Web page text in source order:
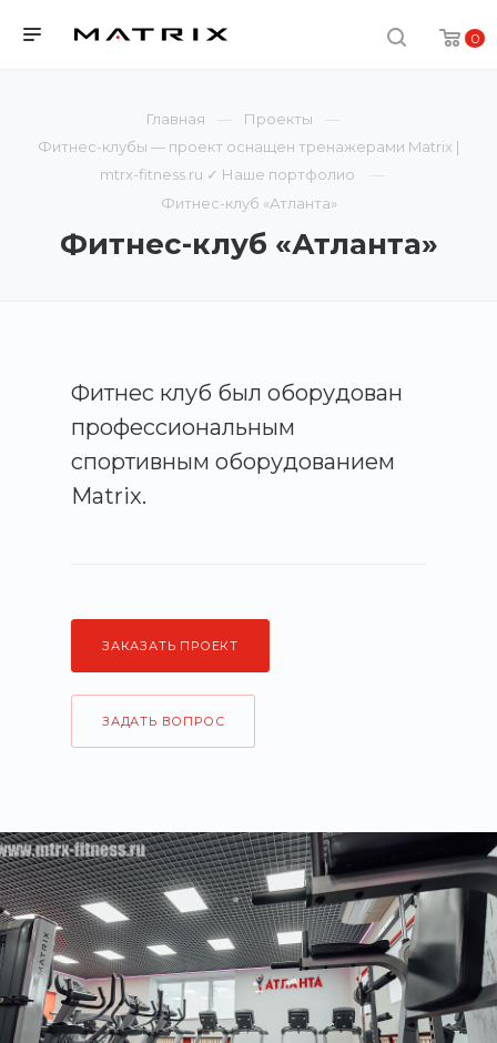
0
Главная
Проекты
Фитнес-клубы — проект оснащен тренажерами Matrix |
mtrx-fitness.ru ✓ Наше портфолио
Фитнес-клуб «Атланта»
Фитнес-клуб «Атланта»
Фитнес клуб был оборудован
профессиональным
спортивным оборудованием
Matrix.
ЗАКАЗАТЬ ПРОЕКТ
ЗАДАТЬ ВОПРОС